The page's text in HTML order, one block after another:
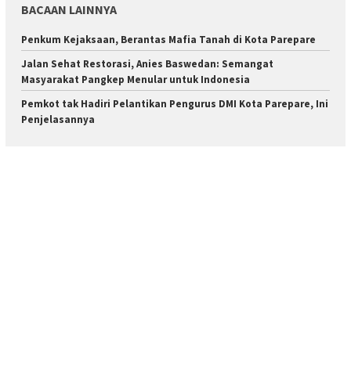
BACAAN LAINNYA
Penkum Kejaksaan, Berantas Mafia Tanah di Kota Parepare
Jalan Sehat Restorasi, Anies Baswedan: Semangat
Masyarakat Pangkep Menular untuk Indonesia
Pemkot tak Hadiri Pelantikan Pengurus DMI Kota Parepare, Ini
Penjelasannya